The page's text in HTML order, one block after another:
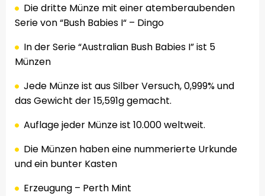
Die dritte Münze mit einer atemberaubenden
Serie von“Bush Babies I“ – Dingo
In der Serie “Australian Bush Babies I”ist 5
Münzen
Jede Münzeist aus SilberVersuch,0,999%und
das Gewicht der15,591ggemacht.
Auflagejeder Münzeist 10.000weltweit.
Die Münzen haben eine nummerierte Urkunde
und ein bunter Kasten
Erzeugung – Perth Mint